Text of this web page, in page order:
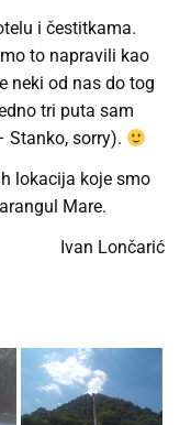
i čestitkama.
to napravili kao
neki od nas do tog
tri puta sam
Stanko, sorry).
lokacija koje smo
Mare.
Ivan Lončarić